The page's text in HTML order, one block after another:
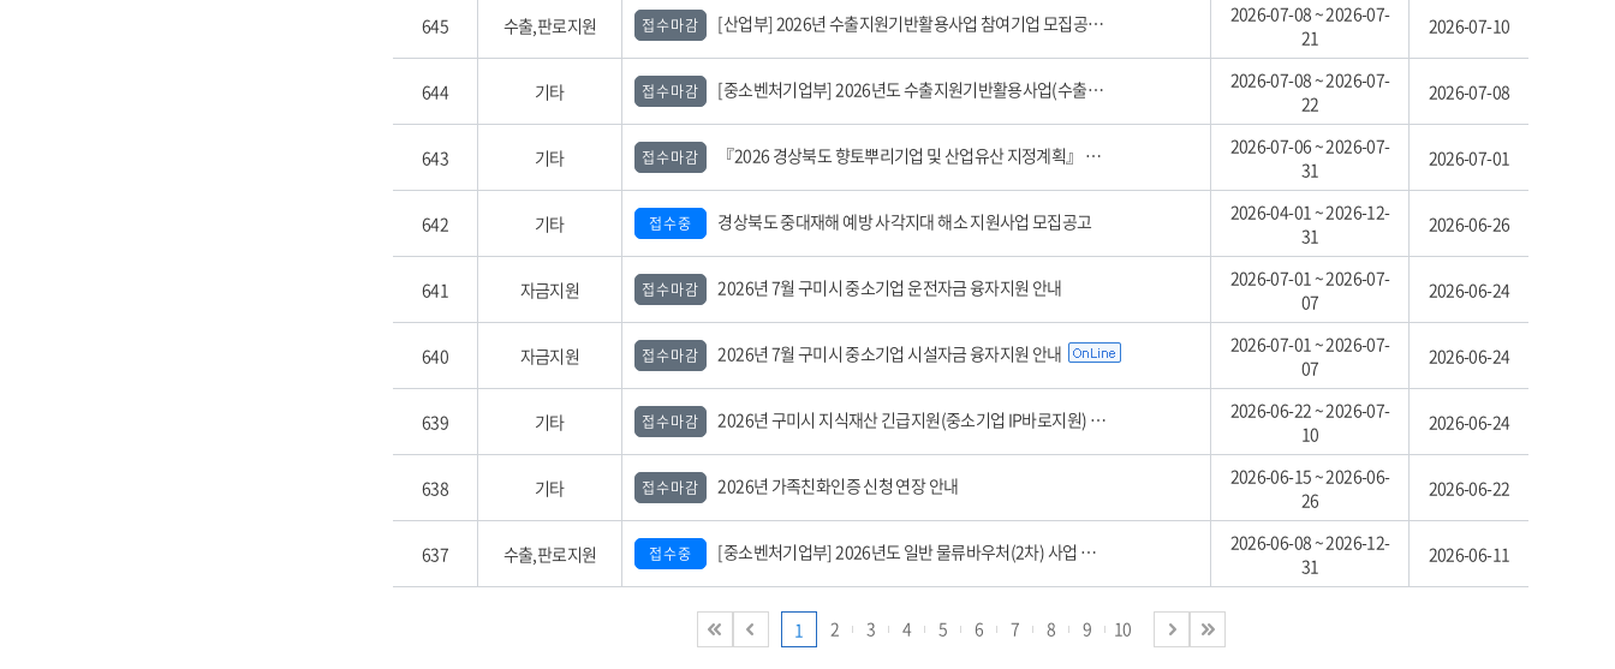
645 수출,판로지원 접수마감 [산업부] 2026년 수출지원기반활용사업 참여기업 모집공고(긴급지원바우처 4차)
2026-07-08 ~ 2026-07-
21
2026-07-10
644 기타 접수마감 [중소벤처기업부] 2026년도 수출지원기반활용사업(수출바우처) 참여기업 3차 모집 공고
2026-07-08 ~ 2026-07-
22
2026-07-08
643 기타 접수마감 『2026 경상북도 향토뿌리기업 및 산업유산 지정계획』 공고
2026-07-06 ~ 2026-07-
31
2026-07-01
642 기타 접수중 경상북도 중대재해 예방 사각지대 해소 지원사업 모집공고
2026-04-01 ~ 2026-12-
31
2026-06-26
641 자금지원 접수마감 2026년 7월 구미시 중소기업 운전자금 융자지원 안내
2026-07-01 ~ 2026-07-
07
2026-06-24
640 자금지원 접수마감 2026년 7월 구미시 중소기업 시설자금 융자지원 안내
2026-07-01 ~ 2026-07-
07
2026-06-24
639 기타 접수마감 2026년 구미시 지식재산 긴급지원(중소기업 IP바로지원) 사업 모집공고(3차)
2026-06-22 ~ 2026-07-
10
2026-06-24
638 기타 접수마감 2026년 가족친화인증 신청 연장 안내
2026-06-15 ~ 2026-06-
26
2026-06-22
637 수출,판로지원 접수중 [중소벤처기업부] 2026년도 일반 물류바우처(2차) 사업 참여기업 모집 공고
2026-06-08 ~ 2026-12-
31
2026-06-11
1 2 3 4 5 6 7 8 9 10